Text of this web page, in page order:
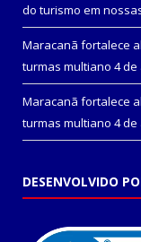
do turismo em
Maracanã fortalece
turmas multiano 4 de
Maracanã fortalece
turmas multiano 4 de
DESENVOLVIDO